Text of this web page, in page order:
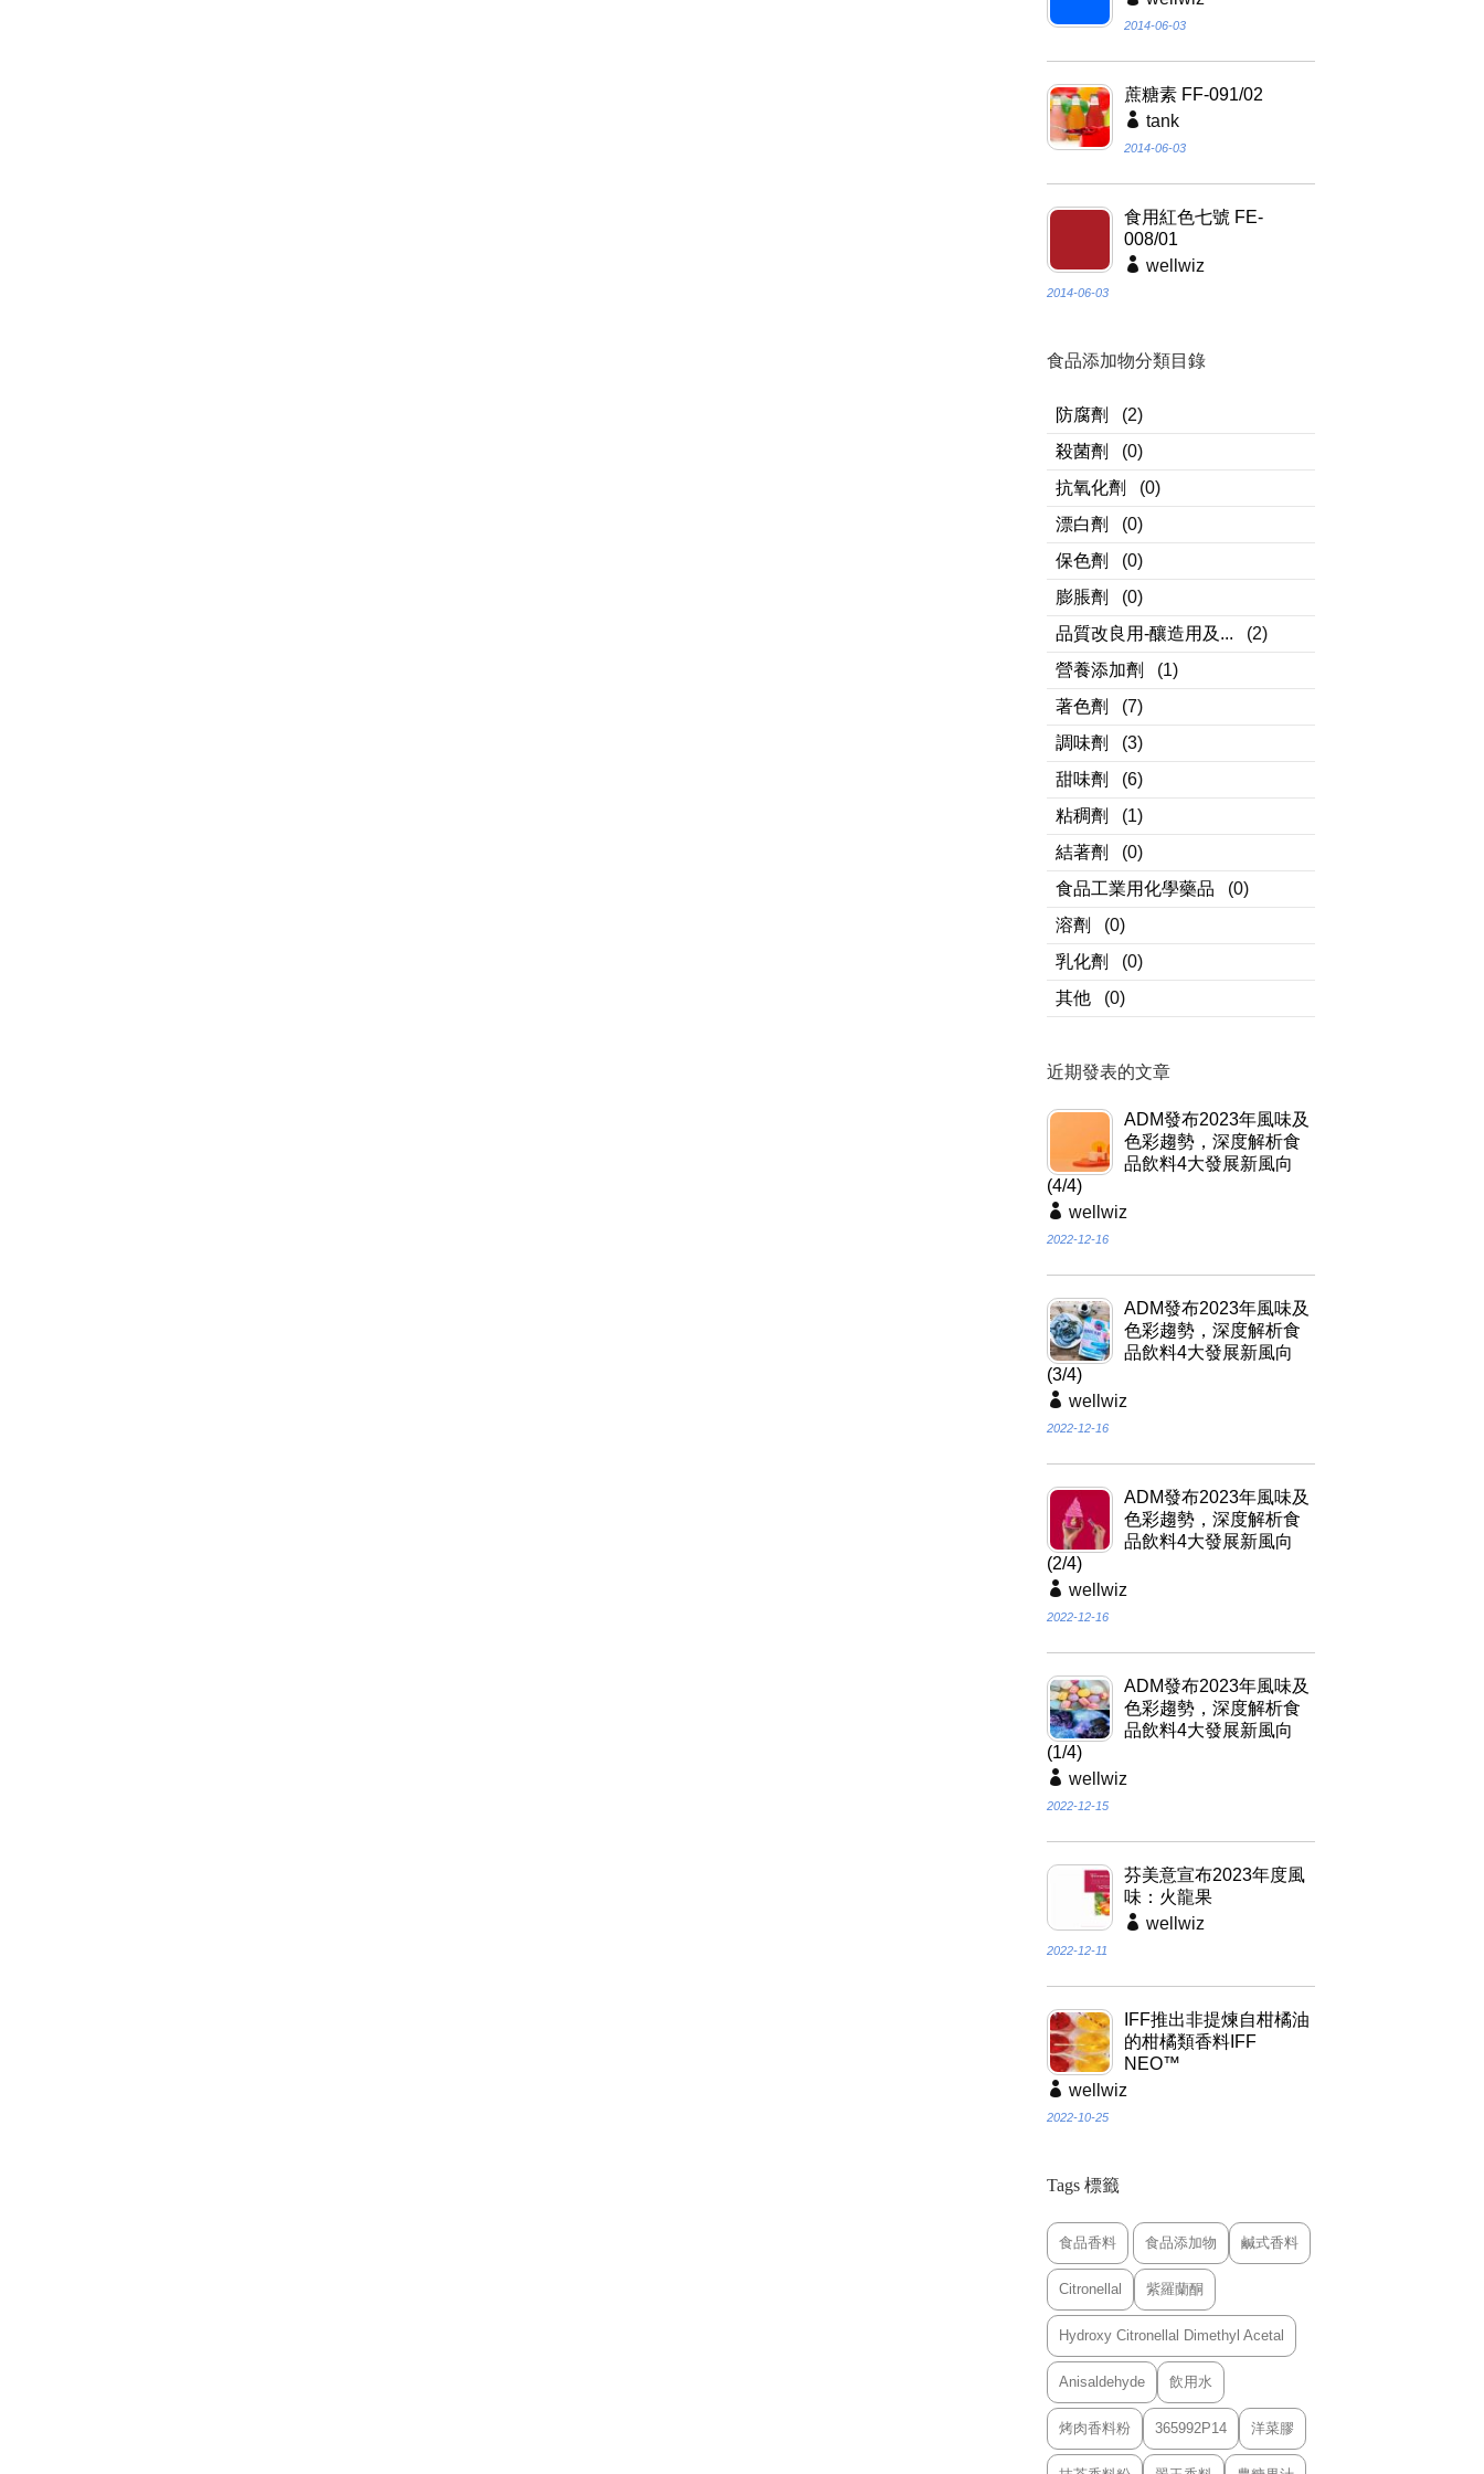
2014-06-03
蔗糖素 FF-091/02
tank
2014-06-03
食用紅色七號 FE-
008/01
wellwiz
2014-06-03
食品添加物分類目錄
防腐劑
(2)
殺菌劑
(0)
抗氧化劑
(0)
漂白劑
(0)
保色劑
(0)
膨脹劑
(0)
品質改良用-釀造用及...
(2)
營養添加劑
(1)
著色劑
(7)
調味劑
(3)
甜味劑
(6)
粘稠劑
(1)
結著劑
(0)
食品工業用化學藥品
(0)
溶劑
(0)
乳化劑
(0)
其他
(0)
近期發表的文章
ADM發布2023年風味及
色彩趨勢，深度解析食
品飲料4大發展新風向
(4/4)
wellwiz
2022-12-16
ADM發布2023年風味及
色彩趨勢，深度解析食
品飲料4大發展新風向
(3/4)
wellwiz
2022-12-16
ADM發布2023年風味及
色彩趨勢，深度解析食
品飲料4大發展新風向
(2/4)
wellwiz
2022-12-16
ADM發布2023年風味及
色彩趨勢，深度解析食
品飲料4大發展新風向
(1/4)
wellwiz
2022-12-15
芬美意宣布2023年度風
味：火龍果
wellwiz
2022-12-11
IFF推出非提煉自柑橘油
的柑橘類香料IFF
NEO™
wellwiz
2022-10-25
Tags 標籤
食品香料 食品添加物 鹹式香料
Citronellal 紫羅蘭酮
Hydroxy Citronellal Dimethyl Acetal
Anisaldehyde 飲用水
烤肉香料粉 365992P14 洋菜膠